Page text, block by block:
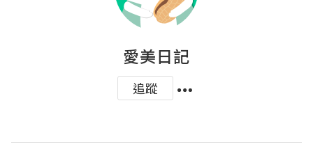
愛美日記
追蹤